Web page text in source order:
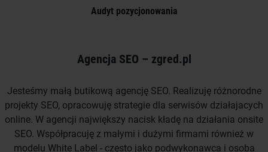
Audyt pozycjonowania
Agencja SEO – zgred.pl
Jesteśmy małą butikową agencję SEO. Realizuję różnorodne
projekty SEO, opracowuję strategie dla serwisów działajacych
online. W agencji największy nacisk kładę na działania onsite
SEO. Współpracuję z małymi i dużymi firmami również w
modelu White Label - często jako podwykonawca i osoba